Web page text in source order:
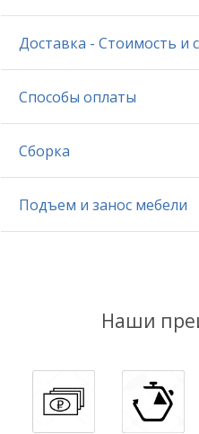
Доставка - Стоимость и
Способы оплаты
Сборка
Подъем и занос мебели
Наши